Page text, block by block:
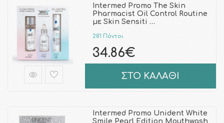
Intermed Promo The Skin
Pharmacist Oil Control Routine
με Skin Sensiti …
281 Πόντοι
34.86€
ΣΤΟ ΚΑΛΑΘΙ
Intermed Promo Unident White
Smile Pearl Edition Mouthwash